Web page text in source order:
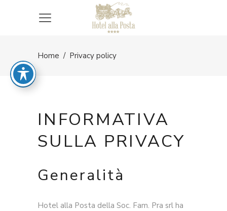
Home / Privacy policy
INFORMATIVA
SULLA PRIVACY
Generalità
Hotel alla Posta della Soc. Fam. Pra srl ha